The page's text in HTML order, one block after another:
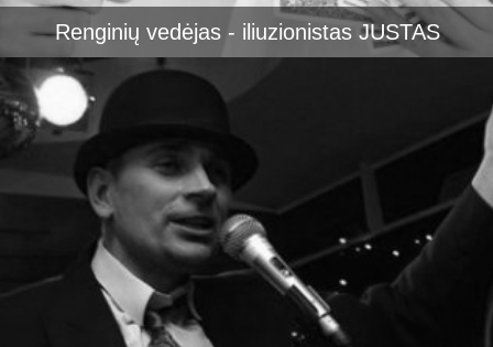
Renginių vedėjas - iliuzionistas JUSTAS